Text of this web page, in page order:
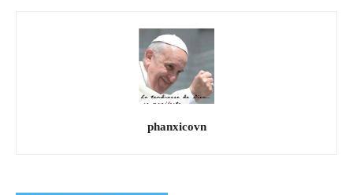
phanxicovn